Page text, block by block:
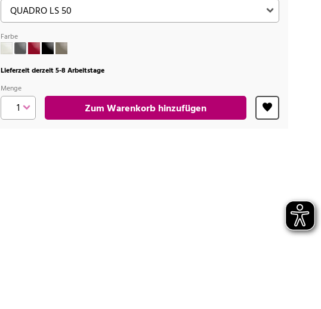
Farbe
Lieferzeit derzeit 5-8 Arbeitstage
Menge
Zum Warenkorb hinzufügen